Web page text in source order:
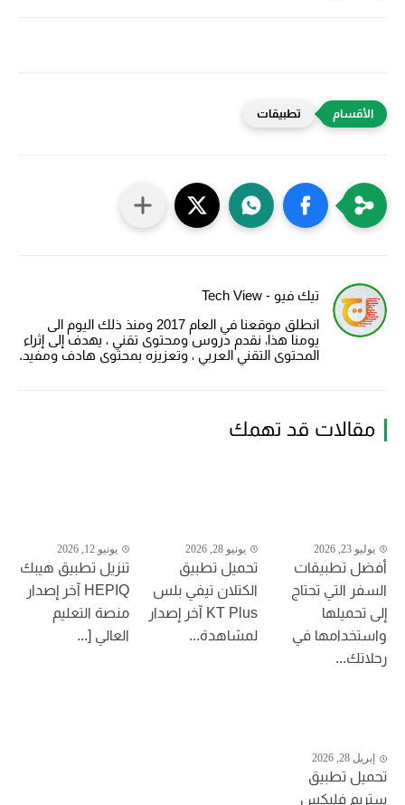
تطبيقات
تيك فيو - Tech View
انطلق موقعنا في العام 2017 ومنذ ذلك اليوم الى
يومنا هذا، نقدم دروس ومحتوى تقني ، يهدف إلى إثراء
المحتوى التقني العربي ، وتعزيزه بمحتوى هادف ومفيد.
مقالات قد تهمك
يوليو 23, 2026
أفضل تطبيقات
السفر التي تحتاج
إلى تحميلها
واستخدامها في
رحلاتك...
يونيو 28, 2026
تحميل تطبيق
الكتلان تيفي بلس
KT Plus آخر إصدار
لمشاهدة...
يونيو 12, 2026
تنزيل تطبيق هيبك
HEPIQ آخر إصدار
منصة التعليم
العالي [...
إبريل 28, 2026
تحميل تطبيق
ستريم فليكس